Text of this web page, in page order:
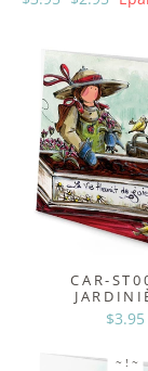
CAR-
$3.95
~ ! ~